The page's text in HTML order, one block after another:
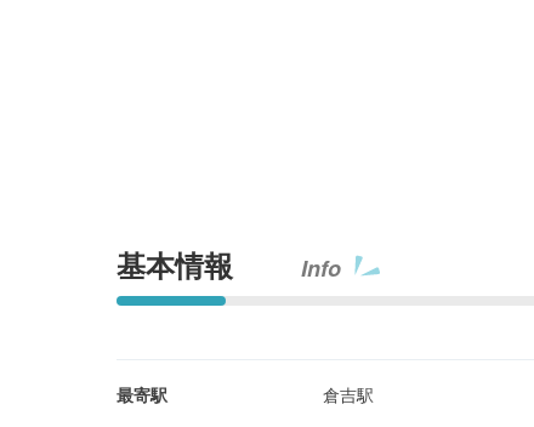
基本情報 Info
最寄駅 倉吉駅